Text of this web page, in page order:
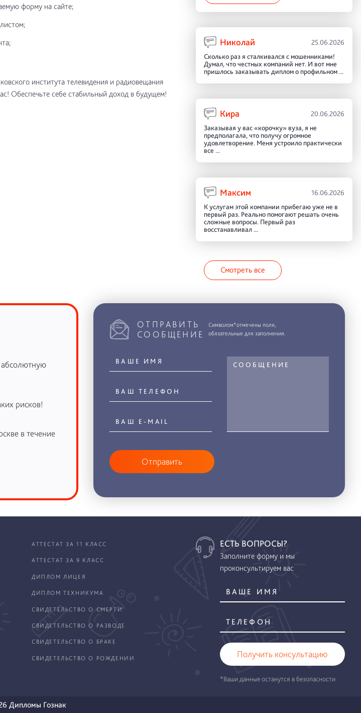
форму на сайте;
института телевидения и радиовещания
Обеспечьте себе стабильный доход в будущем!
Николай 25.06.2026
Сколько раз я сталкивался с мошенниками!
Думал, что честных компаний нет. И вот мне
пришлось заказывать диплом о профильном ...
Кира 20.06.2026
Заказывая у вас «корочку» вуза, я не
предполагала, что получу огромное
удовлетворение. Меня устроило практически
все ...
Максим 16.06.2026
К услугам этой компании прибегаю уже не в
первый раз. Реально помогают решать очень
сложные вопросы. Первый раз
восстанавливал ...
Смотреть все
абсолютную
рисков!
в течение
ОТПРАВИТЬ
СООБЩЕНИЕ
Символом*отмечены поля,
обязательные для заполнения.
Отправить
АТТЕСТАТ ЗА 11 КЛАСС
АТТЕСТАТ ЗА 9 КЛАСС
ДИПЛОМ ЛИЦЕЯ
ДИПЛОМ ТЕХНИКУМА
СВИДЕТЕЛЬСТВО О СМЕРТИ
СВИДЕТЕЛЬСТВО О РАЗВОДЕ
СВИДЕТЕЛЬСТВО О БРАКЕ
СВИДЕТЕЛЬСТВО О РОЖДЕНИИ
ЕСТЬ ВОПРОСЫ?
Заполните форму и мы
проконсультируем вас
Получить консультацию
*Ваши данные останутся в безопасности
Дипломы Гознак